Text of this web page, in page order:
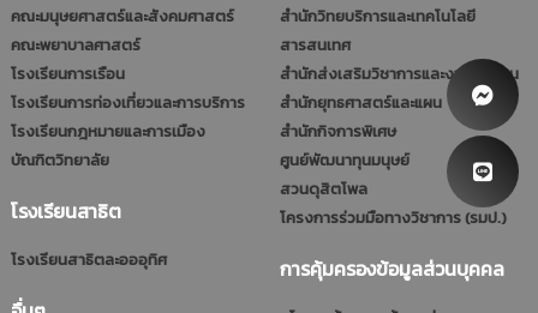
คณะมนุษยศาสตร์และสังคมศาสตร์
คณะพยาบาลศาสตร์
โรงเรียนการเรือน
โรงเรียนการท่องเที่ยวและการบริการ
โรงเรียนกฎหมายและการเมือง
บัณฑิตวิทยาลัย
โรงเรียนสาธิต
โรงเรียนสาธิตละอออุทิศ
สำนักวิทยบริการและเทคโนโลยี
สารสนเทศ
สำนักส่งเสริมวิชาการและงานทะเบียน
สำนักยุทธศาสตร์และแผน
สำนักกิจการพิเศษ
ศูนย์พัฒนาทุนมนุษย์
สวนดุสิตโพล
โครงการร่วมมือทางวิชาการ (รมป.)
การคุ้มครองข้อมูลส่วนบุคคล